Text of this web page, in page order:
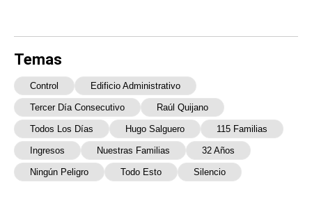
Temas
Control Edificio Administrativo
Tercer Día Consecutivo Raúl Quijano
Todos Los Días Hugo Salguero 115 Familias
Ingresos Nuestras Familias 32 Años
Ningún Peligro Todo Esto Silencio